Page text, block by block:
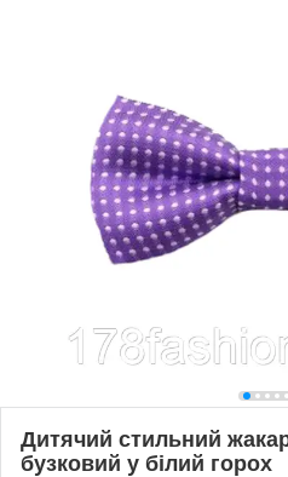
Дитячий стильний
бузковий у білий горох